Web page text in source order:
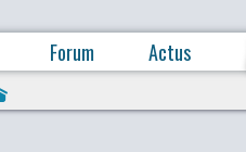
Forum Actus